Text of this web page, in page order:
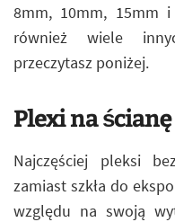
8mm, 10mm, 15mm
również wiele
przeczytasz poniżej.
Plexi na ścianę
Najczęściej pleksi
zamiast szkła do
względu na swoją